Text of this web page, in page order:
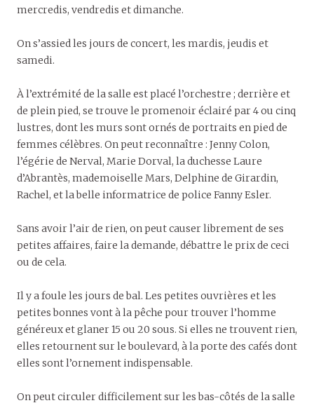
mercredis, vendredis et dimanche.
On s’assied les jours de concert, les mardis, jeudis et
samedi.
À l’extrémité de la salle est placé l’orchestre ; derrière et
de plein pied, se trouve le promenoir éclairé par 4 ou cinq
lustres, dont les murs sont ornés de portraits en pied de
femmes célèbres. On peut reconnaître : Jenny Colon,
l’égérie de Nerval, Marie Dorval, la duchesse Laure
d’Abrantès, mademoiselle Mars, Delphine de Girardin,
Rachel, et la belle informatrice de police Fanny Esler.
Sans avoir l’air de rien, on peut causer librement de ses
petites affaires, faire la demande, débattre le prix de ceci
ou de cela.
Il y a foule les jours de bal. Les petites ouvrières et les
petites bonnes vont à la pêche pour trouver l’homme
généreux et glaner 15 ou 20 sous. Si elles ne trouvent rien,
elles retournent sur le boulevard, à la porte des cafés dont
elles sont l’ornement indispensable.
On peut circuler difficilement sur les bas-côtés de la salle